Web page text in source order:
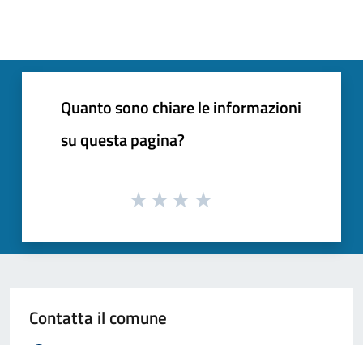
Quanto sono chiare le informazioni
su questa pagina?
Contatta il comune